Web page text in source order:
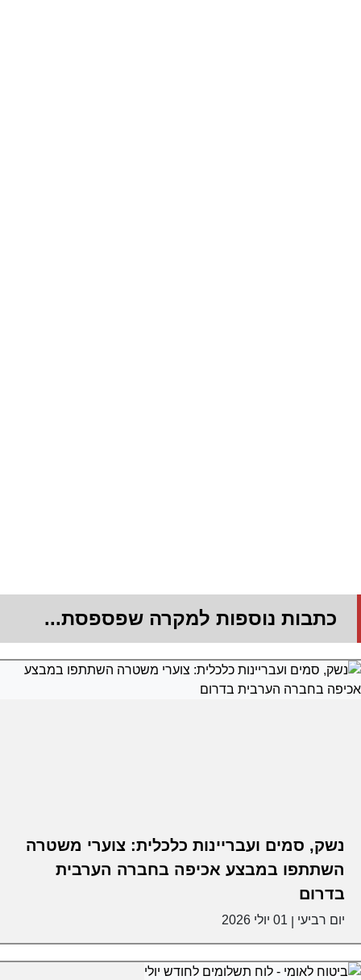
כתבות נוספות למקרה שפספסת...
נשק, סמים ועבריינות כלכלית: צוערי משטרה
השתתפו במבצע אכיפה בחברה הערבית
בדרום
יום רביעי 01 יולי 2026